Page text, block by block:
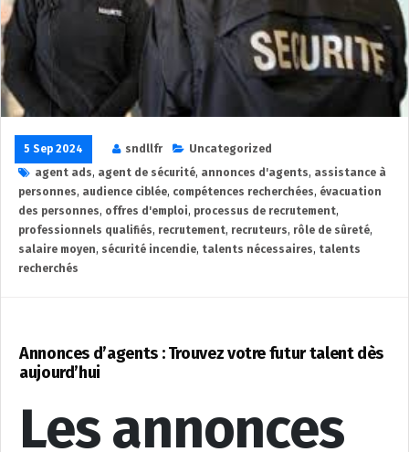
5 Sep 2024 sndllfr
Uncategorized
agent ads, agent de sécurité, annonces d'agents, assistance à
personnes, audience ciblée, compétences recherchées, évacuation
des personnes, offres d'emploi, processus de recrutement,
professionnels qualifiés, recrutement, recruteurs, rôle de sûreté,
salaire moyen, sécurité incendie, talents nécessaires, talents
recherchés
Annonces d’agents : Trouvez votre futur talent dès
aujourd’hui
Les annonces